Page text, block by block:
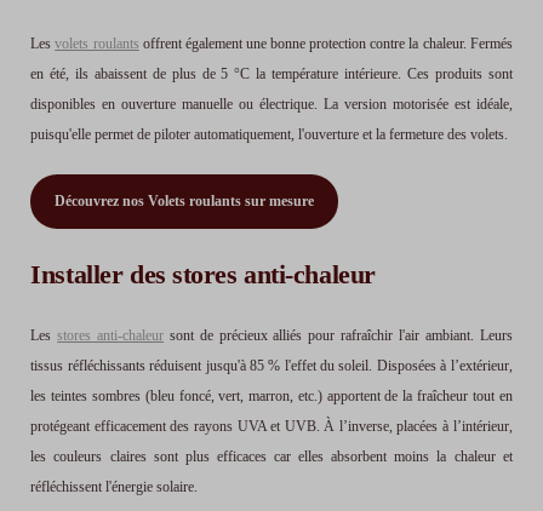
Lesvolets roulants offrent également une bonne protection contre la chaleur. Fermés
en été, ils abaissent de plus de 5 °C la température intérieure. Ces produits sont
disponibles en ouverture manuelle ou électrique. La version motorisée est idéale,
puisqu'elle permet de piloter automatiquement, l'ouverture et la fermeture des volets.
Découvrez nos Volets roulants sur mesure
Installer des stores anti-chaleur
Lesstores anti-chaleur sont de précieux alliés pour rafraîchir l'air ambiant. Leurs
tissus réfléchissants réduisent jusqu'à 85 % l'effet du soleil. Disposées à l’extérieur,
les teintes sombres (bleu foncé, vert, marron, etc.) apportent de la fraîcheur tout en
protégeant efficacement des rayons UVA et UVB. À l’inverse, placées à l’intérieur,
les couleurs claires sont plus efficaces car elles absorbent moins la chaleur et
réfléchissent l'énergie solaire.